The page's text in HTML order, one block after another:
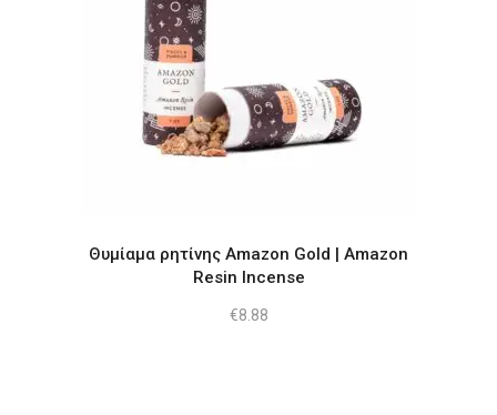
Θυμίαμα ρητίνης Amazon Gold | Amazon
Resin Incense
€8.88